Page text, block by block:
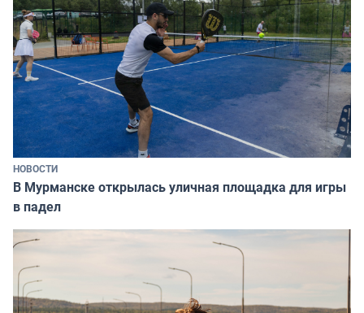
НОВОСТИ
В Мурманске открылась уличная площадка для игры
в падел